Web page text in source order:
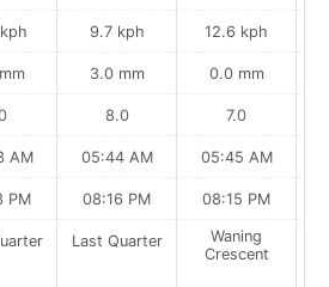
AM
PM
9.7 kph
3.0 mm
8.0
05:44 AM
08:16 PM
Last Quarter
12.6 kph
0.0 mm
7.0
05:45 AM
08:15 PM
Waning
Crescent